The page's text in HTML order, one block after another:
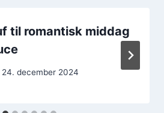
til romantisk middag
24. december 2024